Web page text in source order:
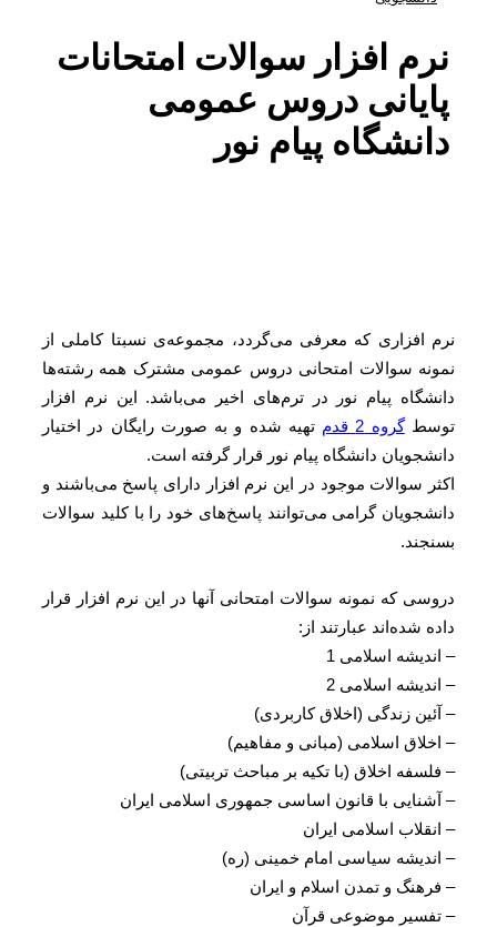
نرم افزار سوالات امتحانات
پایانی دروس عمومی
دانشگاه پیام نور
نرم افزاری که معرفی می‌گردد، مجموعه‌ی نسبتا کاملی از
نمونه سوالات امتحانی دروس عمومی مشترک همه رشته‌ها
دانشگاه پیام نور در ترم‌های اخیر می‌باشد. این نرم افزار
گروه 2 قدم
تهیه شده و به صورت رایگان در اختیار
دانشجویان دانشگاه پیام نور قرار گرفته است.
اکثر سوالات موجود در این نرم افزار دارای پاسخ می‌باشند و
دانشجویان گرامی می‌توانند پاسخ‌های خود را با کلید سوالات
بسنجند.
دروسی که نمونه سوالات امتحانی آنها در این نرم افزار قرار
داده شده‌اند عبارتند از:
– اندیشه اسلامی 1
– اندیشه اسلامی 2
– آئین زندگی (اخلاق کاربردی)
– اخلاق اسلامی (مبانی و مفاهیم)
– فلسفه اخلاق (با تکیه بر مباحث تربیتی)
– آشنایی با قانون اساسی جمهوری اسلامی ایران
– انقلاب اسلامی ایران
– اندیشه سیاسی امام خمینی (ره)
– فرهنگ و تمدن اسلام و ایران
– تفسیر موضوعی قرآن